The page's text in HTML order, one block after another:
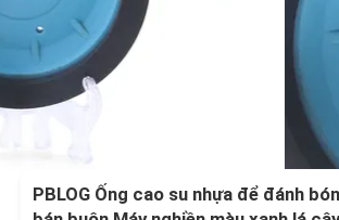
PBLOG Ống cao su nhựa để đánh